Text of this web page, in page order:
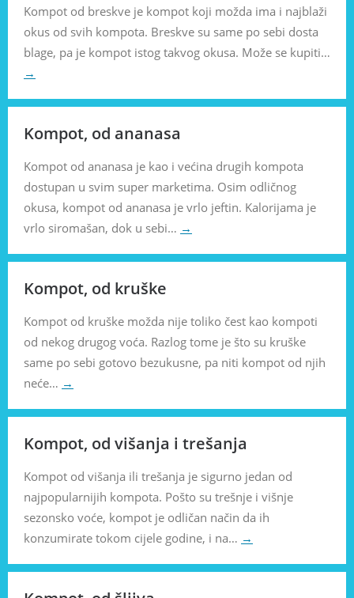
Kompot od breskve je kompot koji možda ima i najblaži
okus od svih kompota. Breskve su same po sebi dosta
blage, pa je kompot istog takvog okusa. Može se kupiti…
→
Kompot, od ananasa
Kompot od ananasa je kao i većina drugih kompota
dostupan u svim super marketima. Osim odličnog
okusa, kompot od ananasa je vrlo jeftin. Kalorijama je
vrlo siromašan, dok u sebi… →
Kompot, od kruške
Kompot od kruške možda nije toliko čest kao kompoti
od nekog drugog voća. Razlog tome je što su kruške
same po sebi gotovo bezukusne, pa niti kompot od njih
neće… →
Kompot, od višanja i trešanja
Kompot od višanja ili trešanja je sigurno jedan od
najpopularnijih kompota. Pošto su trešnje i višnje
sezonsko voće, kompot je odličan način da ih
konzumirate tokom cijele godine, i na… →